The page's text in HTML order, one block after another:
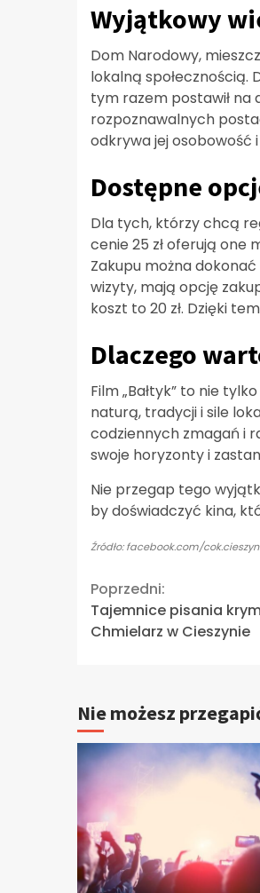
Wyjątkowy
Dom Narodowy,
lokalną społecznością.
tym razem postawił na
rozpoznawalnych
odkrywa jej osobowość
Dostępne
Dla tych, którzy chcą
cenie 25 zł oferują one
Zakupu można
wizyty, mają opcję
koszt to 20 zł. Dzięki
Dlaczego
Film „Bałtyk” to nie
naturą, tradycji i sile
codziennych zmagań i
swoje horyzonty i
Nie przegap tego
by doświadczyć kina,
Źródło: facebook.com/cok.cieszyn
Continue
Reading
Poprzedni:
Tajemnice pisania
Chmielarz w Cieszynie
Nie możesz